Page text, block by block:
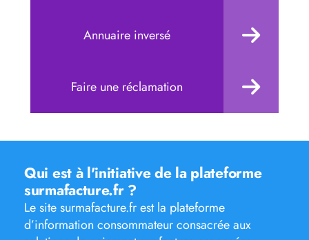
Annuaire inversé
Faire une réclamation
Qui est à l'initiative de la plateforme
surmafacture.fr ?
Le site surmafacture.fr est la plateforme
d’information consommateur consacrée aux